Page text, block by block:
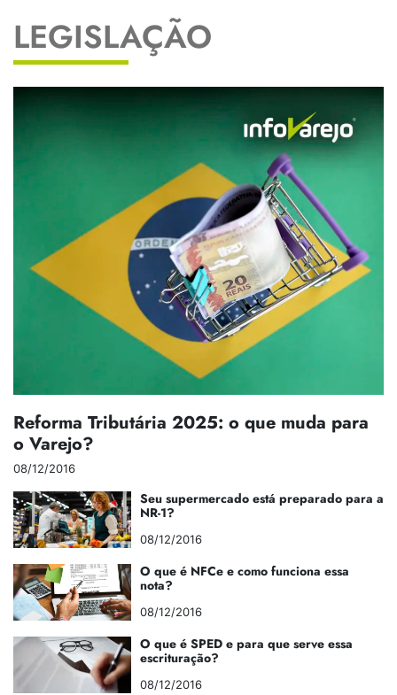
LEGISLAÇÃO
Reforma Tributária 2025: o que muda para
o Varejo?
08/12/2016
Seu supermercado está preparado para a
NR-1?
08/12/2016
O que é NFCe e como funciona essa
nota?
08/12/2016
O que é SPED e para que serve essa
escrituração?
08/12/2016